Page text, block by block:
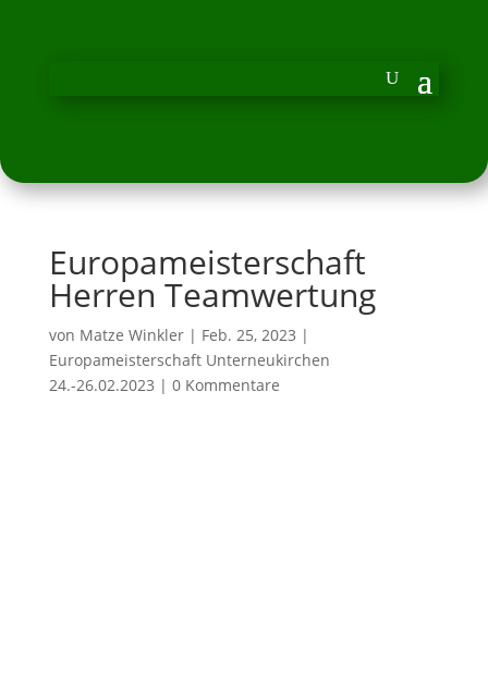
Europameisterschaft
Herren Teamwertung
von Matze Winkler| Feb. 25, 2023 |
Europameisterschaft Unterneukirchen
24.-26.02.2023 | 0 Kommentare